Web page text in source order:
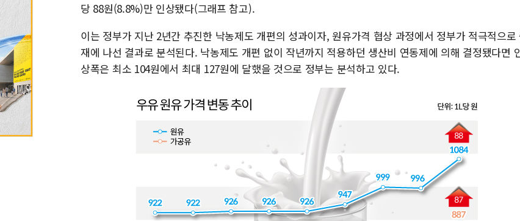
당 88원(8.8%)만 인상됐다(그래프 참고).
이는 정부가 지난 2년간 추진한 낙농제도 개편의 성과이자, 원유가격 협상 과정에서 정부가 적극적으로
재에 나선 결과로 분석된다. 낙농제도 개편 없이 작년까지 적용하던 생산비 연동제에 의해 결정됐다면
상폭은 최소 104원에서 최대 127원에 달했을 것으로 정부는 분석하고 있다.